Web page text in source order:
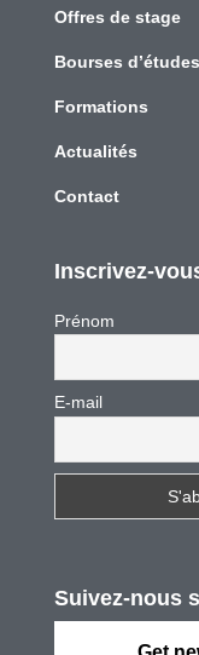
Offres de stage
Bourses d’études
Formations
Actualités
Contact
Inscrivez-
Prénom
E-mail
Suivez-nous